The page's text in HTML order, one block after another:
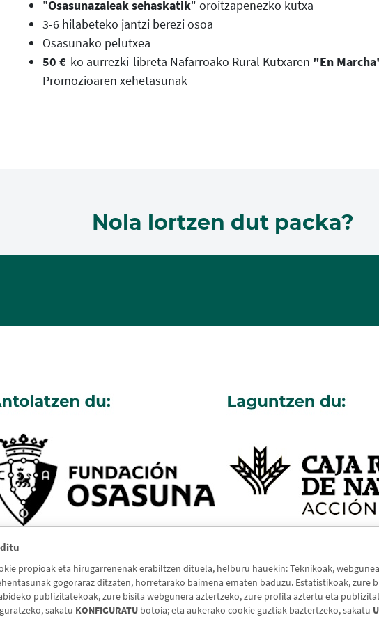
propioak eta hirugarrenenak erabiltzen dituela, helburu hauekin: Teknikoak,
gogoraraz ditzaten, horretarako baimena ematen baduzu. Estatistikoak,
publizitatekoak, zure bisita webgunera aztertzeko, zure profila aztertu eta
sakatu KONFIGURATU botoia; eta aukerako cookie guztiak baztertzeko, sakatu
"Osasunazaleak sehaskatik" oroitzapenezko kutxa
3-6 hilabeteko jantzi berezi osoa
Osasunako pelutxea
50 €-ko aurrezki-libreta Nafarroako Rural Kutxaren "En
Promozioaren xehetasunak
Nola lortzen dut packa?